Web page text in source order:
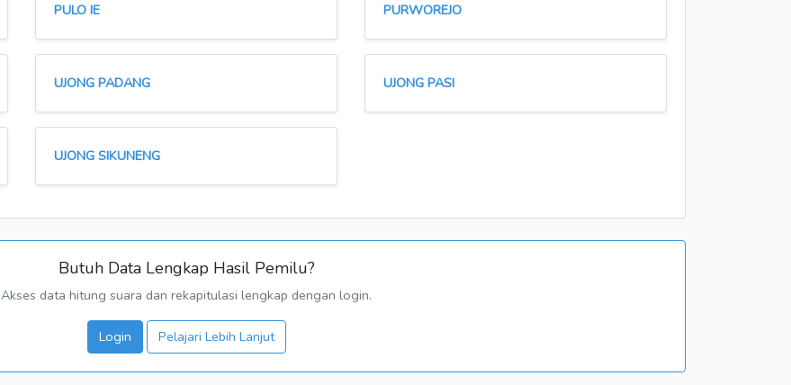
PULO IE PURWOREJO
UJONG PADANG UJONG PASI
UJONG SIKUNENG
Butuh Data Lengkap Hasil Pemilu?
Akses data hitung suara dan rekapitulasi lengkap dengan login.
Login Pelajari Lebih Lanjut